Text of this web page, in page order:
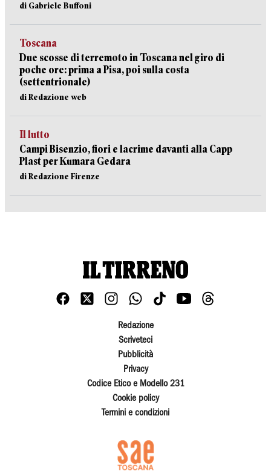
di Gabriele Buffoni
Toscana
Due scosse di terremoto in Toscana nel giro di
poche ore: prima a Pisa, poi sulla costa
(settentrionale)
di Redazione web
Il lutto
Campi Bisenzio, fiori e lacrime davanti alla Capp
Plast per Kumara Gedara
di Redazione Firenze
Redazione
Scriveteci
Pubblicità
Privacy
Codice Etico e Modello 231
Cookie policy
Termini e condizioni